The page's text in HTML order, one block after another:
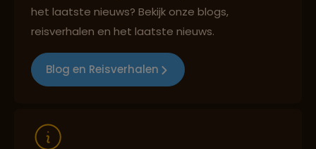
Best beoordeelde reisroutes
het laatste nieuws? Bekijk onze blogs,
reisverhalen en het laatste nieuws.
Blog en Reisverhalen